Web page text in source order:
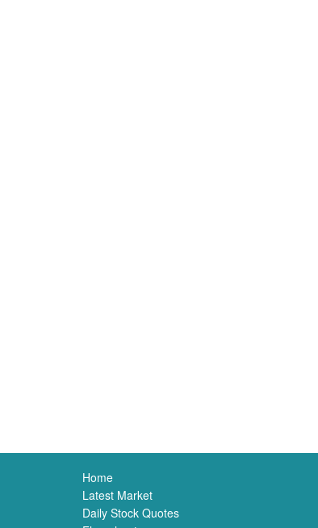
Home
Latest Market
Daily Stock Quotes